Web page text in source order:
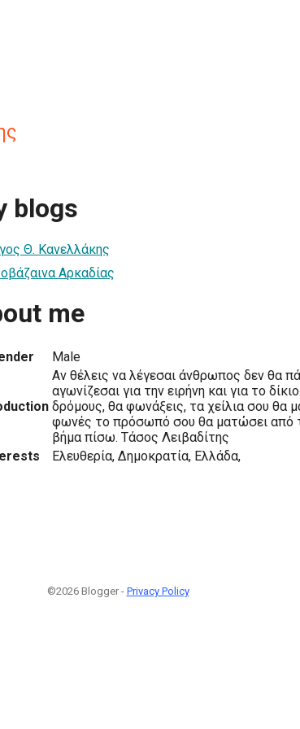
blogs
Θ. Κανελλάκης
Αρκαδίας
me
Male
Αν θέλεις να λέγεσαι άνθρωπος δεν θα
αγωνίζεσαι για την ειρήνη και για το
δρόμους, θα φωνάξεις, τα χείλια σου θα
φωνές το πρόσωπό σου θα ματώσει από
βήμα πίσω. Τάσος Λειβαδίτης
Ελευθερία, Δημοκρατία, Ελλάδα,
©2026 Blogger - Privacy Policy